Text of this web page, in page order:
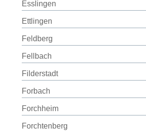
Esslingen
Ettlingen
Feldberg
Fellbach
Filderstadt
Forbach
Forchheim
Forchtenberg